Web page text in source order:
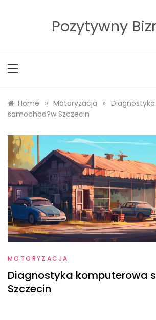
Pozytywny
Home » Motoryzacja »
samochod?w Szczecin
MOTORYZACJA
Diagnostyka komputerowa
Szczecin